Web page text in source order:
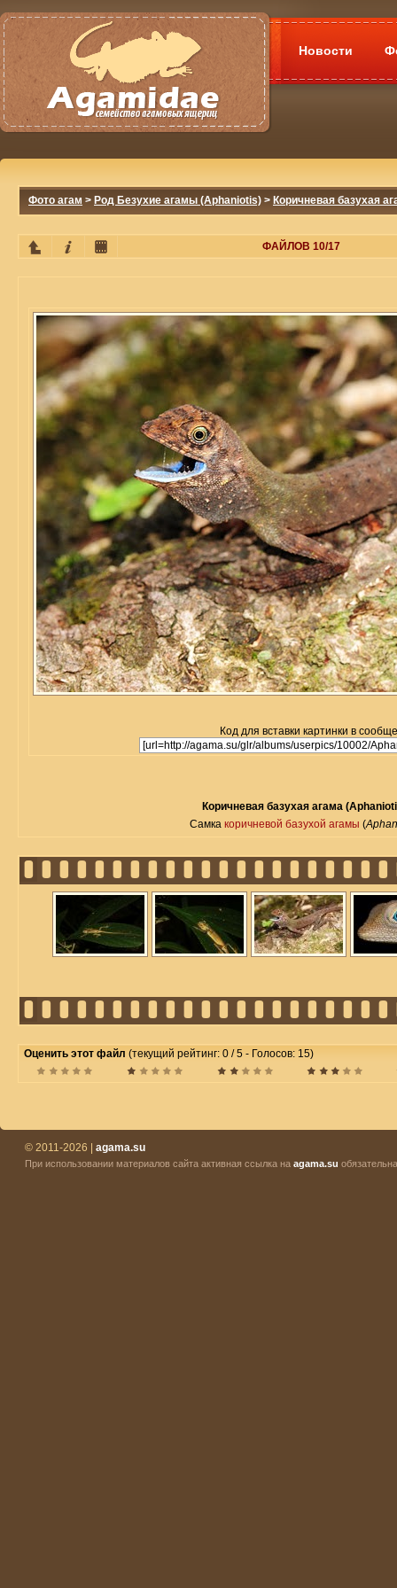
Новости
Фото агам > Род Безухие агамы (Aphaniotis) > Коричневая базухая
ФАЙЛОВ 10/17
Код для вставки картинки в
Коричневая базухая агама
Самкакоричневой базухой агамы (
Оценить этот файл (текущий рейтинг: 0 / 5 - Голосов: 15)
© 2011-2026 | agama.su
При использовании материалов сайта активная ссылка на agama.su